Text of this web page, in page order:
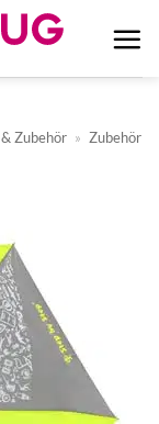
Zubehör » Zubehör